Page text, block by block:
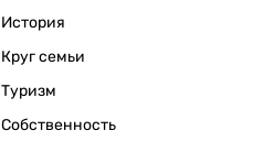
История
Круг семьи
Туризм
Собственность